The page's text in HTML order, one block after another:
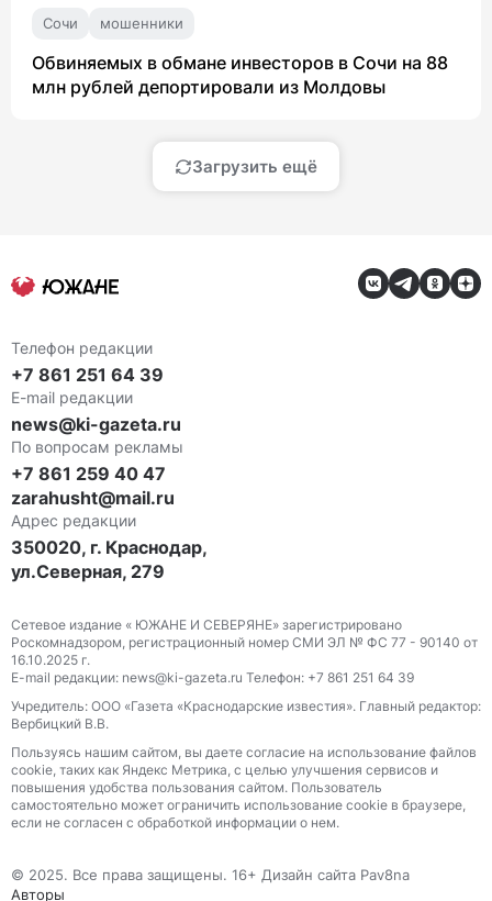
Сочи мошенники
Обвиняемых в обмане инвесторов в Сочи на 88
млн рублей депортировали из Молдовы
Загрузить ещё
Телефон редакции
+7 861 251 64 39
E-mail редакции
news@ki-gazeta.ru
По вопросам рекламы
+7 861 259 40 47
zarahusht@mail.ru
Адрес редакции
350020, г. Краснодар,
ул.Северная, 279
Сетевое издание « ЮЖАНЕ И СЕВЕРЯНЕ» зарегистрировано
Роскомнадзором, регистрационный номер СМИ ЭЛ № ФС 77 - 90140 от
16.10.2025 г.
E-mail редакции: news@ki-gazeta.ru Телефон: +7 861 251 64 39
Учредитель: ООО «Газета «Краснодарские известия». Главный редактор:
Вербицкий В.В.
Пользуясь нашим сайтом, вы даете согласие на использование файлов
сооkіе, таких как Яндекс Метрика, с целью улучшения сервисов и
повышения удобства пользования сайтом. Пользователь
самостоятельно может ограничить использование сооkіе в браузере,
если не согласен с обработкой информации о нем.
© 2025. Все права защищены. 16+ Дизайн сайта Pav8na
Авторы